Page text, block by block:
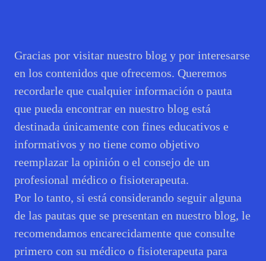
Gracias por visitar nuestro blog y por interesarse
en los contenidos que ofrecemos. Queremos
recordarle que cualquier información o pauta
que pueda encontrar en nuestro blog está
destinada únicamente con fines educativos e
informativos y no tiene como objetivo
reemplazar la opinión o el consejo de un
profesional médico o fisioterapeuta.
Por lo tanto, si está considerando seguir alguna
de las pautas que se presentan en nuestro blog, le
recomendamos encarecidamente que consulte
primero con su médico o fisioterapeuta para